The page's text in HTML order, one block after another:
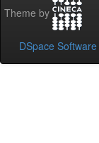
Theme by
DSpace Software